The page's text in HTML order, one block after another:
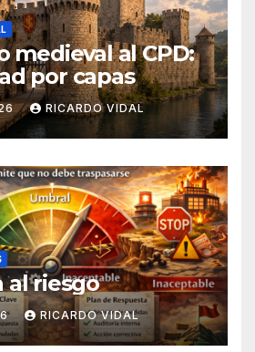
medieval al CPD:
por capas
RICARDO VIDAL
al riesgo
RICARDO VIDAL